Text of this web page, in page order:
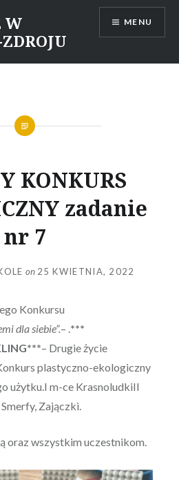
W
MENU
KONKURS
zadanie
nr 7
on 25 KWIETNIA, 2022
Konkursu
dla siebie”.– . ***
– Drugie życie
plastyczno-ekologiczny
użytku.I m-ce KrasnoludkiII
Zajączki.
oraz wszystkim uczestnikom.